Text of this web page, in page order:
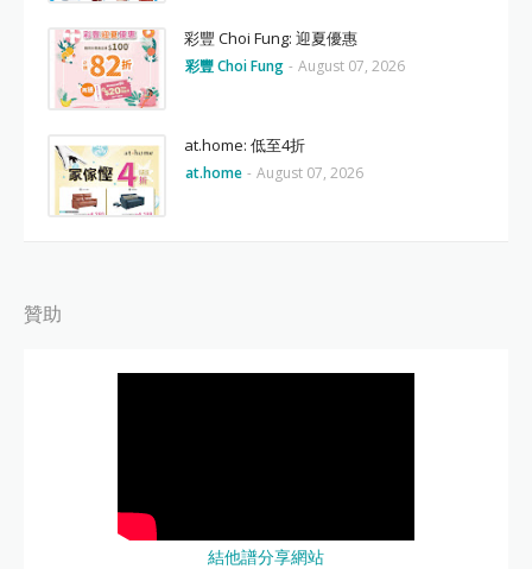
彩豐 Choi Fung: 迎夏優惠
彩豐 Choi Fung - August 07, 2026
at.home: 低至4折
at.home - August 07, 2026
贊助
結他譜分享網站